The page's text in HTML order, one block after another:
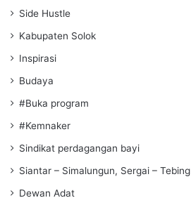
Side Hustle
Kabupaten Solok
Inspirasi
Budaya
#Buka program
#Kemnaker
Sindikat perdagangan bayi
Siantar – Simalungun, Sergai – Tebing
Dewan Adat